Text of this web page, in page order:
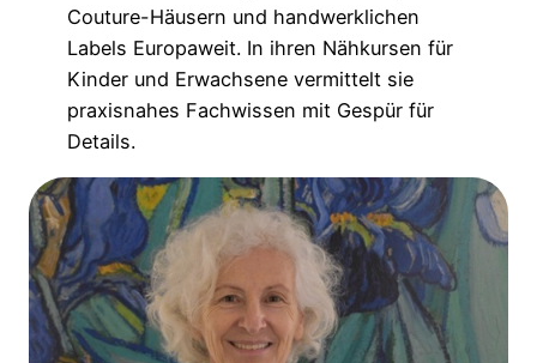
Couture-Häusern und handwerklichen
Labels Europaweit. In ihren Nähkursen für
Kinder und Erwachsene vermittelt sie
praxisnahes Fachwissen mit Gespür für
Details.